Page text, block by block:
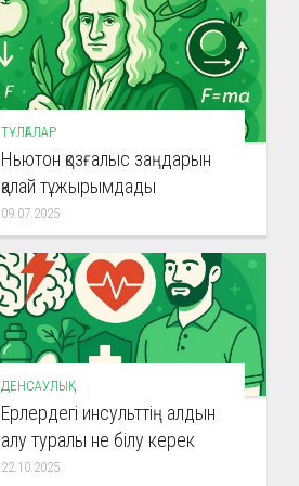
ТҰЛҒАЛАР
Ньютон қозғалыс заңдарын
қалай тұжырымдады
09.07.2025
ДЕНСАУЛЫҚ
Ерлердегі инсульттің алдын
алу туралы не білу керек
22.10.2025